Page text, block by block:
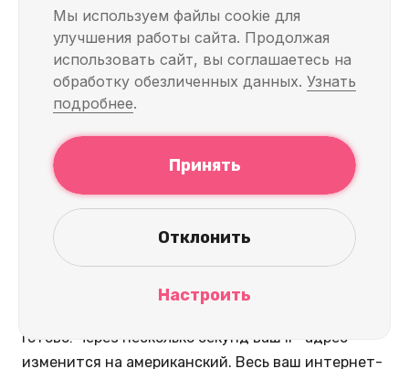
адрес с помощью KelVPN?
Процесс настолько прост, что справится даже
новичок.
устройство.
Приобретите ключ доступа
(криптовалютой
или картой).
Запустите приложениеи в списке стран
выберите"США".
Нажмите кнопку подключения.
Готово! Через несколько секунд ваш IP-адрес
изменится на американский. Весь ваш интернет-
Мы используем файлы cookie для
улучшения работы сайта. Продолжая
использовать сайт, вы соглашаетесь на
обработку обезличенных данных. Узнать
подробнее.
Принять
Отклонить
Настроить